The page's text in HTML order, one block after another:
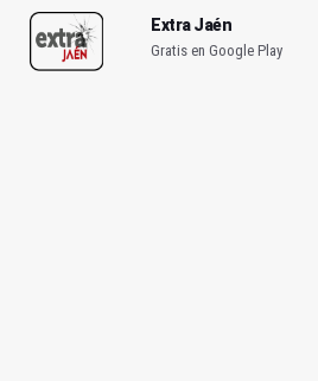
Extra Jaén
Gratis en Google Play